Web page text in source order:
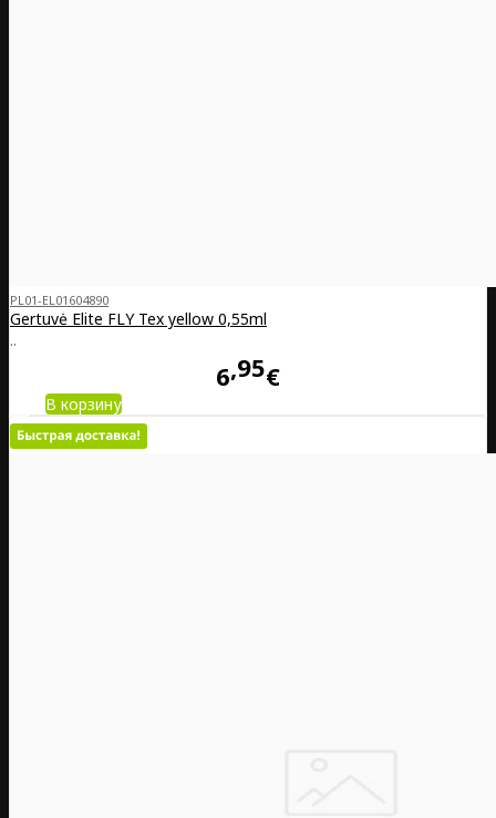
PL01-EL01604890
Gertuvė Elite FLY Tex yellow 0,55ml
..
6 95€
В корзину